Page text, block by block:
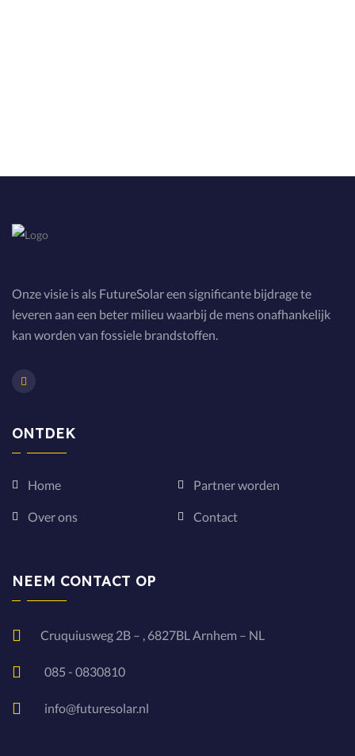
Onze visie is als FutureSolar een significante bijdrage te
leveren aan een beter milieu waarbij de mens onafhankelijk
kan worden van fossiele brandstoffen.
ONTDEK
Home Partner worden
Over ons Contact
NEEM CONTACT OP
Cruquiusweg 2B – , 6827BL Arnhem – NL
085 - 0830810
info@futuresolar.nl